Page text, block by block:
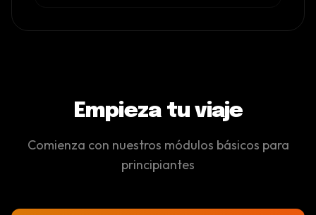
Empieza tu viaje
Comienza con nuestros módulos básicos para
principiantes